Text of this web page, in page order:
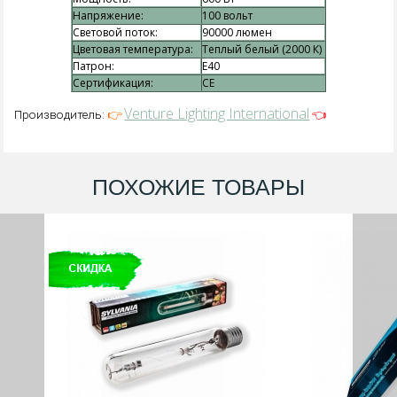
Напряжение:
100 вольт
Световой поток:
90000 люмен
Цветовая температура:
Теплый белый (2000 К)
Патрон:
E40
Сертификация:
CE
Производитель:👉Venture Lighting International 👈
ПОХОЖИЕ ТОВАРЫ